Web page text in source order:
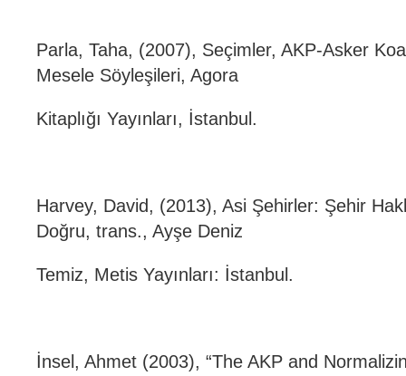
Parla, Taha, (2007), Seçimler, AKP-Asker
Mesele Söyleşileri, Agora
Kitaplığı Yayınları, İstanbul.
Harvey, David, (2013), Asi Şehirler: Şehir
Doğru, trans., Ayşe Deniz
Temiz, Metis Yayınları: İstanbul.
İnsel, Ahmet (2003), “The AKP and